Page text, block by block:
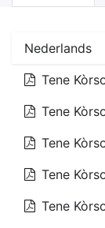
Nederlands
Tene
Tene
Tene
Tene
Tene